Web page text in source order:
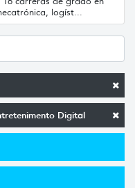
Digital
logíst...